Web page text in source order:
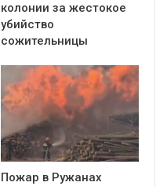
колонии за жестокое
убийство
сожительницы
Пожар в Ружанах